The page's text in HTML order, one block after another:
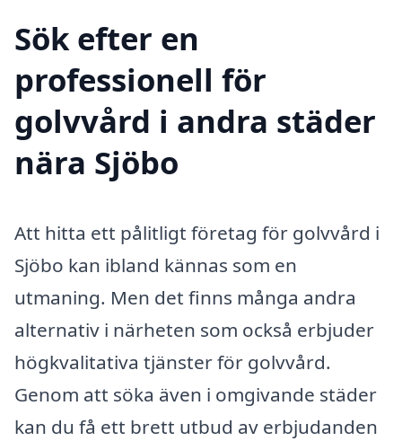
Sök efter en
professionell för
golvvård i andra städer
nära Sjöbo
Att hitta ett pålitligt företag för golvvård i
Sjöbo kan ibland kännas som en
utmaning. Men det finns många andra
alternativ i närheten som också erbjuder
högkvalitativa tjänster för golvvård.
Genom att söka även i omgivande städer
kan du få ett brett utbud av erbjudanden